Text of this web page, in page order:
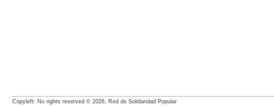
Copyleft: No rights reserved © 2026, Red de Solidaridad Popular